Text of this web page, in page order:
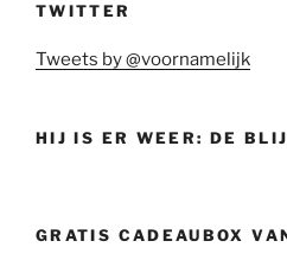
TWITTER
Tweets by @voornamelijk
HIJ IS ER WEER: DE
GRATIS CADEAUBOX